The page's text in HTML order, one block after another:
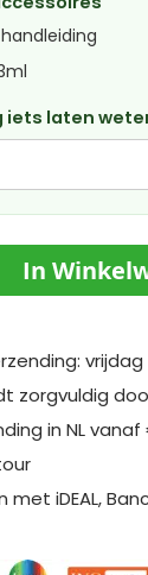
iets laten
In
zorgvuldig
in NL
met iDEAL,